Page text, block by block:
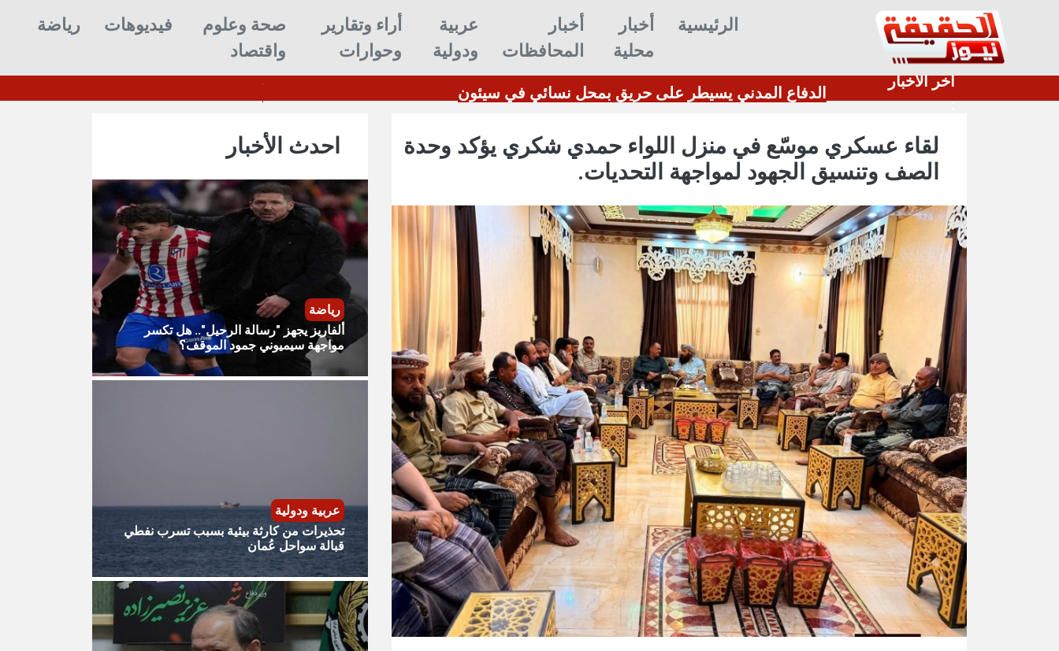
الرئيسية
أخبار
محلية
أخبار
المحافظات
عربية
ودولية
أراء وتقارير
وحوارات
صحة وعلوم
واقتصاد
فيديوهات رياضة
أخر الأخبار
:
جامعة عدن تطلق دورة متخصصة في تحقيق كتب التراث
لقاء عسكري موسّع في منزل اللواء حمدي شكري يؤكد وحدة
الصف وتنسيق الجهود لمواجهة التحديات.
احدث الأخبار
رياضة
ألفاريز يجهز "رسالة الرحيل".. هل تكسر
مواجهة سيميوني جمود الموقف؟
عربية ودولية
تحذيرات من كارثة بيئية بسبب تسرب نفطي
قبالة سواحل عُمان